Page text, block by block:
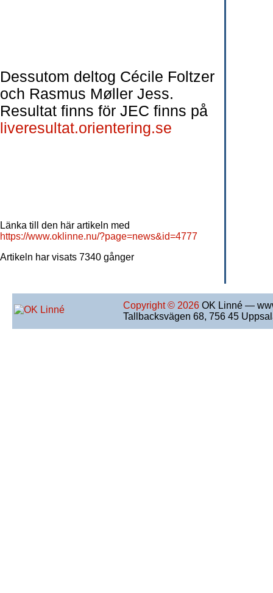
Dessutom deltog Cécile Foltzer
och Rasmus Møller Jess.
Resultat finns för JEC finns på
liveresultat.orientering.se
Länka till den här artikeln med
https://www.oklinne.nu/?page=news&id=4777
Artikeln har visats 7340 gånger
Copyright © 2026 OK Linné —
Tallbacksvägen 68, 756 45